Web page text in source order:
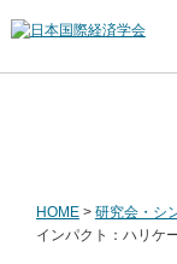
HOME> 研究会・シ
インパクト：ハリケ